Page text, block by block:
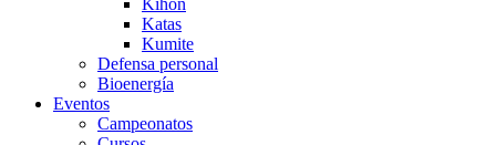
Katas
Kumite
Defensa personal
Bioenergía
Eventos
Campeonatos